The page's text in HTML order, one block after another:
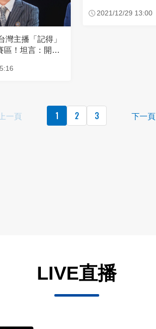
灣主播「記得」
區！坦言：開始
2021/12/29 13:00
上一頁 1 2 3 下一頁
LIVE直播